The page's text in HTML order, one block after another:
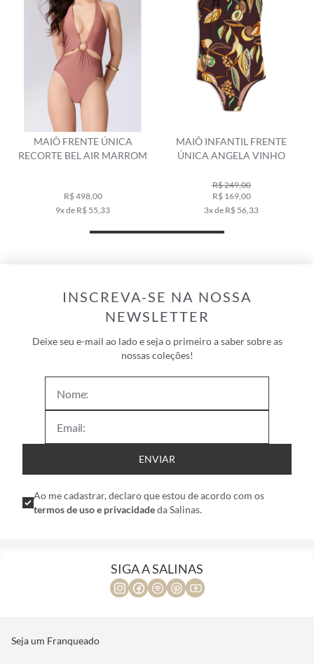
MAIÔ INFANTIL FRENTE
ÚNICA ANGELA VINHO
3x de R$ 56,33
TOP FRENTE
CANELADO GEO
3x de R$ 53,00
INSCREVA-SE NA NOSSA
NEWSLETTER
Deixe seu e-mail ao lado e seja o primeiro a saber sobre as
nossas coleções!
ENVIAR
Ao me cadastrar, declaro que estou de acordo com os
termos de uso e privacidadeda Salinas.
SIGA A SALINAS
Seja um Franqueado